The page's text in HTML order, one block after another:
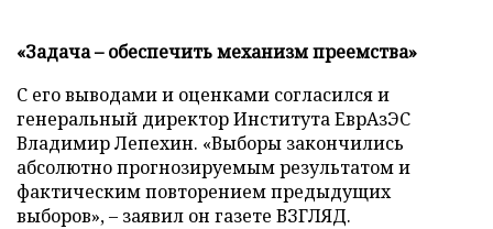
«Задача – обеспечить механизм преемства»
С его выводами и оценками согласился и
генеральный директор Института ЕврАзЭС
Владимир Лепехин. «Выборы закончились
абсолютно прогнозируемым результатом и
фактическим повторением предыдущих
выборов», – заявил он газете ВЗГЛЯД.